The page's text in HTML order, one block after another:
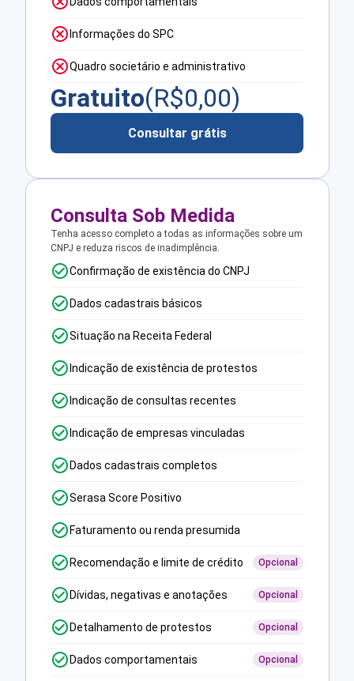
Informações do SPC
Quadro societário e administrativo
Gratuito(R$0,00)
Consultar grátis
Consulta Sob Medida
Tenha acesso completo a todas as informações sobre um
CNPJ e reduza riscos de inadimplência.
Confirmação de existência do CNPJ
Dados cadastrais básicos
Situação na Receita Federal
Indicação de existência de protestos
Indicação de consultas recentes
Indicação de empresas vinculadas
Dados cadastrais completos
Serasa Score Positivo
Faturamento ou renda presumida
Recomendação e limite de crédito Opcional
Dívidas, negativas e anotações Opcional
Detalhamento de protestos Opcional
Dados comportamentais Opcional